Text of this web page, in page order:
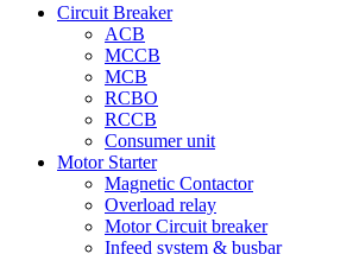
Circuit Breaker
ACB
MCCB
MCB
RCBO
RCCB
Consumer unit
Motor Starter
Magnetic Contactor
Overload relay
Motor Circuit breaker
Infeed system & busbar